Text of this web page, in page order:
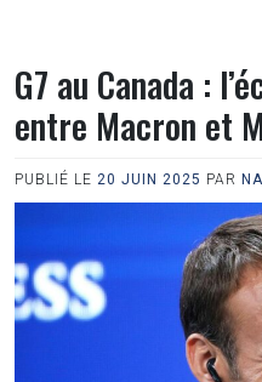
G7 au Canada :
entre Macron et
PUBLIÉ LE 20 JUIN 2025 PAR